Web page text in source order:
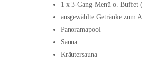
1 x 3-Gang-Menü o. Buffet
ausgewählte Getränke zum
Panoramapool
Sauna
Kräutersauna